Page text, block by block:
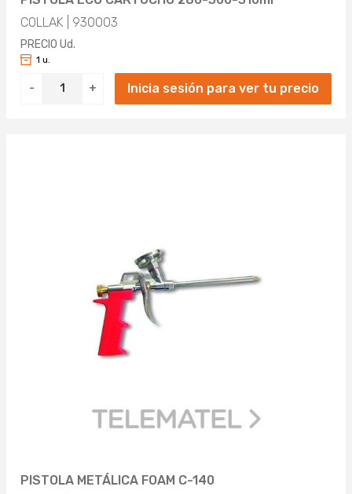
COLLAK | 930003
PRECIO Ud.
- +
1 u.
Inicia sesión para ver tu precio
PISTOLA METÁLICA FOAM C-140